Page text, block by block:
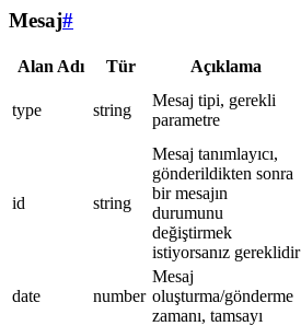
Mesaj#
Alan Adı Tür Açıklama
type string
Mesaj tipi, gerekli
parametre
id string
Mesaj tanımlayıcı,
gönderildikten sonra
bir mesajın
durumunu
değiştirmek
istiyorsanız gereklidir
date number
Mesaj
oluşturma/gönderme
zamanı, tamsayı